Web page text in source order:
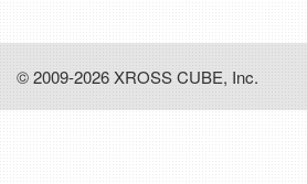
© 2009-2026 XROSS CUBE, Inc.